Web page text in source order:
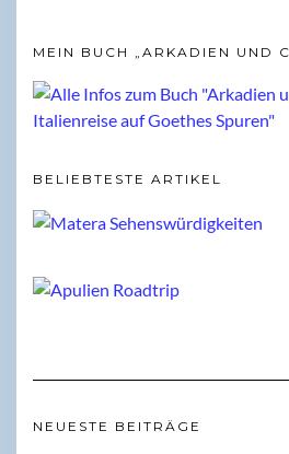
MEIN BUCH „ARKADIEN UND
BELIEBTESTE ARTIKEL
NEUESTE BEITRÄGE